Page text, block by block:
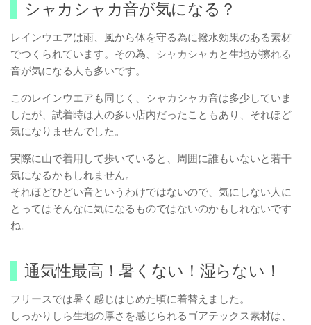
シャカシャカ音が気になる？
レインウエアは雨、風から体を守る為に撥水効果のある素材
でつくられています。その為、シャカシャカと生地が擦れる
音が気になる人も多いです。
このレインウエアも同じく、シャカシャカ音は多少していま
したが、試着時は人の多い店内だったこともあり、それほど
気になりませんでした。
実際に山で着用して歩いていると、周囲に誰もいないと若干
気になるかもしれません。
それほどひどい音というわけではないので、気にしない人に
とってはそんなに気になるものではないのかもしれないです
ね。
通気性最高！暑くない！湿らない！
フリースでは暑く感じはじめた頃に着替えました。
しっかりしら生地の厚さを感じられるゴアテックス素材は、